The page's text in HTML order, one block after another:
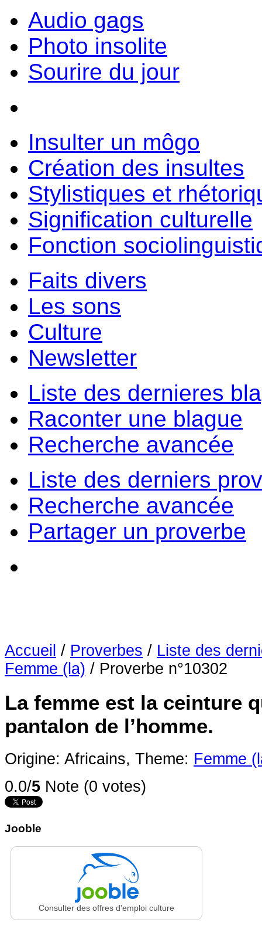
Audio gags
Photo insolite
Sourire du jour
Insulter un môgo
Création des insultes
Stylistiques et
Signification culturelle
Fonction
Faits divers
Les sons
Culture
Newsletter
Liste des dernieres
Raconter une blague
Recherche avancée
Liste des derniers
Recherche avancée
Partager un proverbe
Accueil / Proverbes / Liste des
Femme (la) / Proverbe n°10302
La femme est la ceinture
pantalon de l’homme.
Origine: Africains, Theme: Femme
0.0/5 Note (0 votes)
Jooble
Consulter des offres d'emploi culture